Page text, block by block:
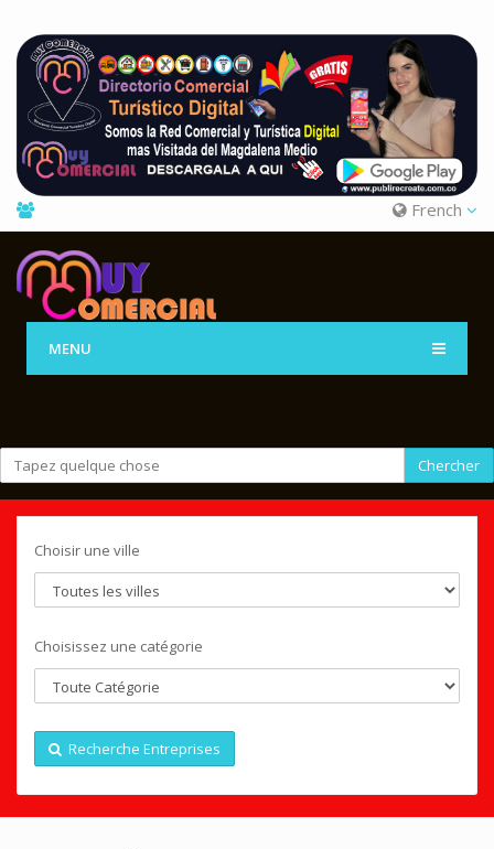
French
MENU
Chercher
Choisir une ville
Choisissez une catégorie
Recherche Entreprises